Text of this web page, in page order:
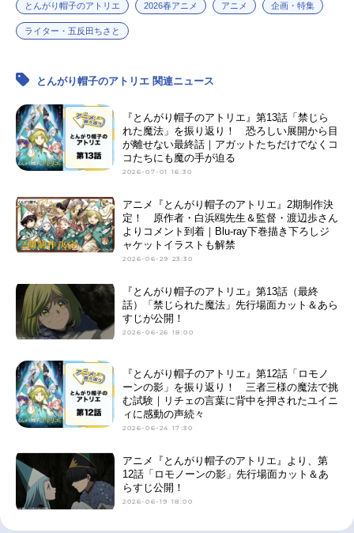
とんがり帽子のアトリエ 2026春アニメ アニメ 企画・特集
ライター・五反田ちさと
とんがり帽子のアトリエ 関連ニュース
『とんがり帽子のアトリエ』第13話「禁じら
れた魔法」を振り返り！ 恐ろしい展開から目
が離せない最終話｜アガットたちだけでなくコ
コたちにも魔の手が迫る
2026-07-01 16:30
アニメ『とんがり帽子のアトリエ』2期制作決
定！ 原作者・白浜鴎先生＆監督・渡辺歩さん
よりコメント到着｜Blu-ray下巻描き下ろしジ
ャケットイラストも解禁
2026-06-29 23:30
『とんがり帽子のアトリエ』第13話（最終
話）「禁じられた魔法」先行場面カット＆あら
すじが公開！
2026-06-26 18:00
『とんがり帽子のアトリエ』第12話「ロモノ
ーンの影」を振り返り！ 三者三様の魔法で挑
む試験｜リチェの言葉に背中を押されたユイニ
ィに感動の声続々
2026-06-24 17:30
アニメ『とんがり帽子のアトリエ』より、第
12話「ロモノーンの影」先行場面カット＆あ
らすじ公開！
2026-06-19 18:00